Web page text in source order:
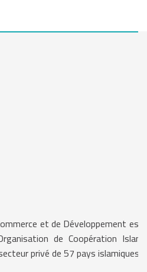
et de Développement est
de Coopération
privé de 57 pays islamiques.